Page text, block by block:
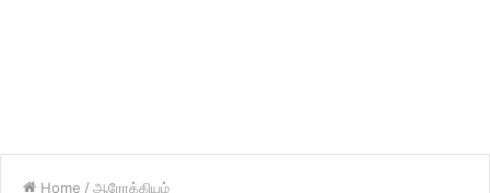
Home / ஆரோக்கியம்